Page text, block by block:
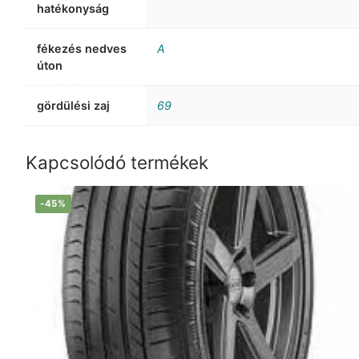
hatékonyság
fékezés nedves
úton
A
gördülési zaj 69
Kapcsolódó termékek
-45%